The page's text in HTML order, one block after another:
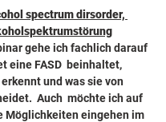
spectrum dirsorder,
gehe ich fachlich darauf
eine FASD  beinhaltet,
und was sie von
Auch  möchte ich auf
Möglichkeiten eingehen im